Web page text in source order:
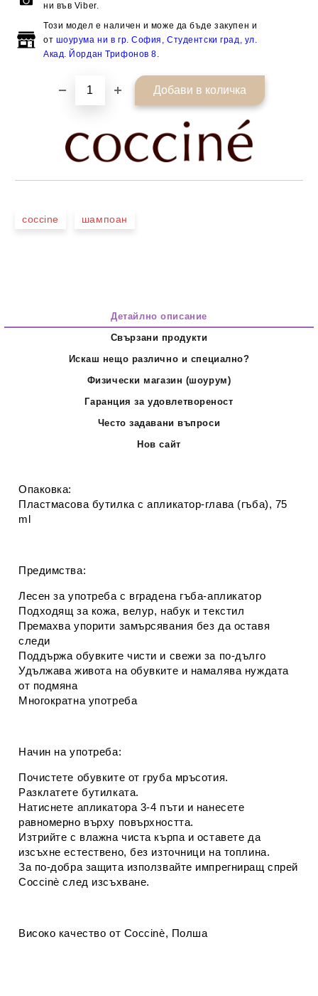
ни във Viber.
Този модел е наличен и може да бъде закупен и
от шоурума ни в гр. София, Студентски град, ул.
Акад. Йордан Трифонов 8.
coccine шампоан
Детайлно описание
Свързани продукти
Искаш нещо различно и специално?
Физически магазин (шоурум)
Гаранция за удовлетвореност
Често задавани въпроси
Нов сайт
Опаковка:
Пластмасова бутилка с апликатор-глава (гъба), 75
ml
Предимства:
Лесен за употреба с вградена гъба-апликатор
Подходящ за кожа, велур, набук и текстил
Премахва упорити замърсявания без да оставя
следи
Поддържа обувките чисти и свежи за по-дълго
Удължава живота на обувките и намалява нуждата
от подмяна
Многократна употреба
Начин на употреба:
Почистете обувките от груба мръсотия.
Разклатете бутилката.
Натиснете апликатора 3-4 пъти и нанесете
равномерно върху повърхността.
Изтрийте с влажна чиста кърпа и оставете да
изсъхне естествено, без източници на топлина.
За по-добра защита използвайте импрегниращ спрей
Coccinè след изсъхване.
Високо качество от Coccinè, Полша